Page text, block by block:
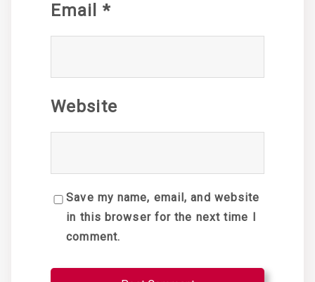
Email *
Website
Save my name, email, and website
in this browser for the next time I
comment.